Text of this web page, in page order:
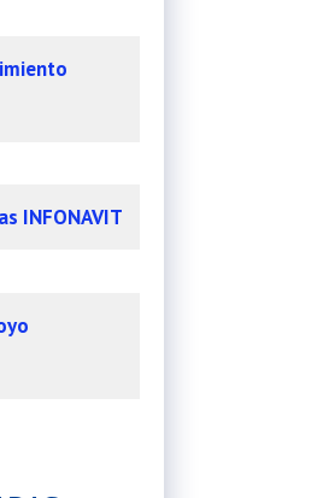
INFONAVIT